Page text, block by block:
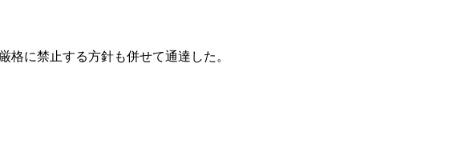
に禁止する方針も併せて通達した。